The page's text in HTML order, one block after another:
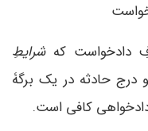
دادخواست کهشرایطِ
درج حادثه در یک برگۀ
دادخواهی کافی است.